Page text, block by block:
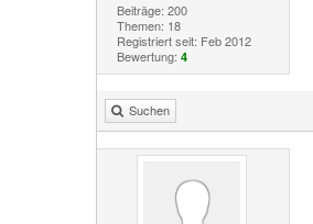
Beiträge: 200
Themen: 18
Registriert seit: Feb 2012
Bewertung: 4
Suchen